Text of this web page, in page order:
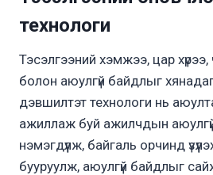
технологи
Тэсэлгээний хэмжээ, цар
болон аюулгүй байдлыг
дэвшилтэт технологи нь
ажиллаж буй ажилчдын
нэмэгдүүлж, байгаль орчинд
бууруулж, аюулгүй байдлыг